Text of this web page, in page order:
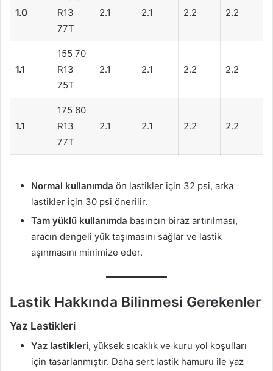
1.0
R13
77T
2.1 2.1 2.2 2.2
1.1
155 70
R13
75T
2.1 2.1 2.2 2.2
1.1
175 60
R13
77T
2.1 2.1 2.2 2.2
Normal kullanımda ön lastikler için 32 psi, arka
lastikler için 30 psi önerilir.
Tam yüklü kullanımda basıncın biraz artırılması,
aracın dengeli yük taşımasını sağlar ve lastik
aşınmasını minimize eder.
Lastik Hakkında Bilinmesi Gerekenler
Yaz Lastikleri
Yaz lastikleri, yüksek sıcaklık ve kuru yol koşulları
için tasarlanmıştır. Daha sert lastik hamuru ile yaz